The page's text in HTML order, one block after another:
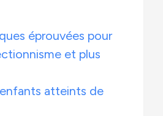
éprouvées pour
et plus
atteints de